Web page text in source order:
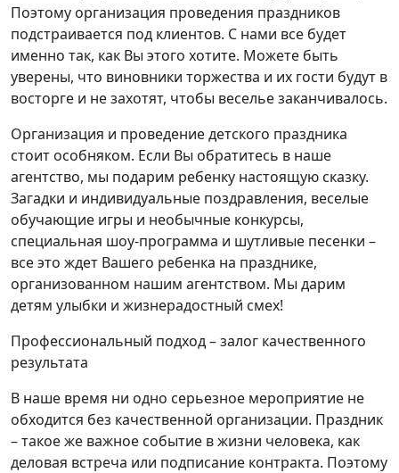
Поэтому организация проведения праздников
подстраивается под клиентов. С нами все будет
именно так, как Вы этого хотите. Можете быть
уверены, что виновники торжества и их гости будут в
восторге и не захотят, чтобы веселье заканчивалось.
Организация и проведение детского праздника
стоит особняком. Если Вы обратитесь в наше
агентство, мы подарим ребенку настоящую сказку.
Загадки и индивидуальные поздравления, веселые
обучающие игры и необычные конкурсы,
специальная шоу-программа и шутливые песенки –
все это ждет Вашего ребенка на празднике,
организованном нашим агентством. Мы дарим
детям улыбки и жизнерадостный смех!
Профессиональный подход – залог качественного
результата
В наше время ни одно серьезное мероприятие не
обходится без качественной организации. Праздник
– такое же важное событие в жизни человека, как
деловая встреча или подписание контракта. Поэтому